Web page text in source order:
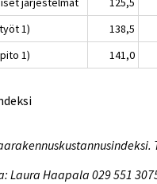
1)
138,5
1)
141,0
Laura Haapala 029 551